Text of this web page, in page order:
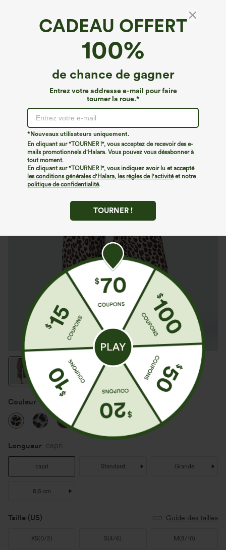
CADEAU OFFERT
100%
de chance de gagner
Entrez votre addresse e-mail pour faire
tourner la roue.*
*Nouveaux utilisateurs uniquement.
En cliquant sur "TOURNER !", vous acceptez de recevoir des e-
mails promotionnels d'Halara. Vous pouvez vous désabonner à
tout moment.
En cliquant sur "TOURNER !", vous indiquez avoir lu et accepté
les conditions générales d'Halara, les règles de l'activitéet notre
politique de confidentialité.
TOURNER !
Pantacourt décontracté taille haute à cordon,
imprimé léopard, à jambes larges, avec
€31,95 EUR Buy 3 Get 4th Free
Couleur Gold Leopard Print
Promo
Longueur capri
capri Standard Grande
8,5 cm
Taille (US) Guide des tailles
XS(0/2) S(4/6) M (8/10)